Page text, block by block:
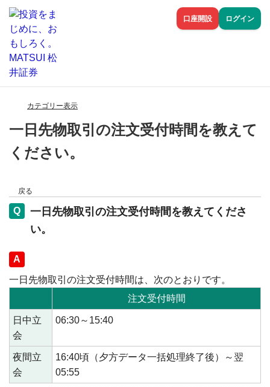
口座開設 ログイン
カテゴリー表示
一日先物取引の注文受付時間を教えて
ください。
戻る
一日先物取引の注文受付時間を教えてくださ
い。
回答
一日先物取引の注文受付時間は、次のとおりです。
注文受付時間
日中立
会
06:30～15:40
夜間立
会
16:40頃（夕方データ一括処理終了後）～翌
05:55